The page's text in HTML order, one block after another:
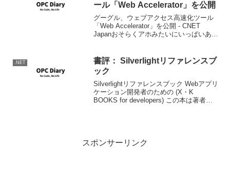
ール「Web Accelerator」を公開
グーグル、ウェブアクセス高速化ツール
「Web Accelerator」を公開 - CNET
Japanおそらくアホみたいにいっぱいある
が増えてしまうとグーグル自身がボト...
.NET
書評： Silverlightリファレンスブ
ック
Silverlightリファレンスブック Webアプリ
ケーション開発者のための (X・K
BOOKS for developers) この本は著者の
スポンサーリンク